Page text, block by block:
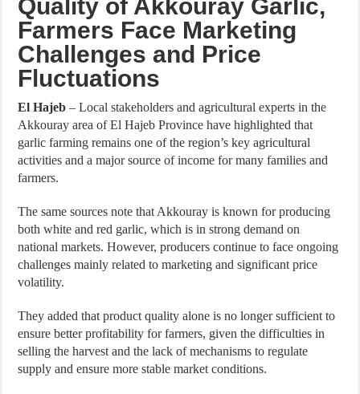
Quality of Akkouray Garlic,
Farmers Face Marketing
Challenges and Price
Fluctuations
El Hajeb – Local stakeholders and agricultural experts in the
Akkouray area of El Hajeb Province have highlighted that
garlic farming remains one of the region’s key agricultural
activities and a major source of income for many families and
farmers.
The same sources note that Akkouray is known for producing
both white and red garlic, which is in strong demand on
national markets. However, producers continue to face ongoing
challenges mainly related to marketing and significant price
volatility.
They added that product quality alone is no longer sufficient to
ensure better profitability for farmers, given the difficulties in
selling the harvest and the lack of mechanisms to regulate
supply and ensure more stable market conditions.